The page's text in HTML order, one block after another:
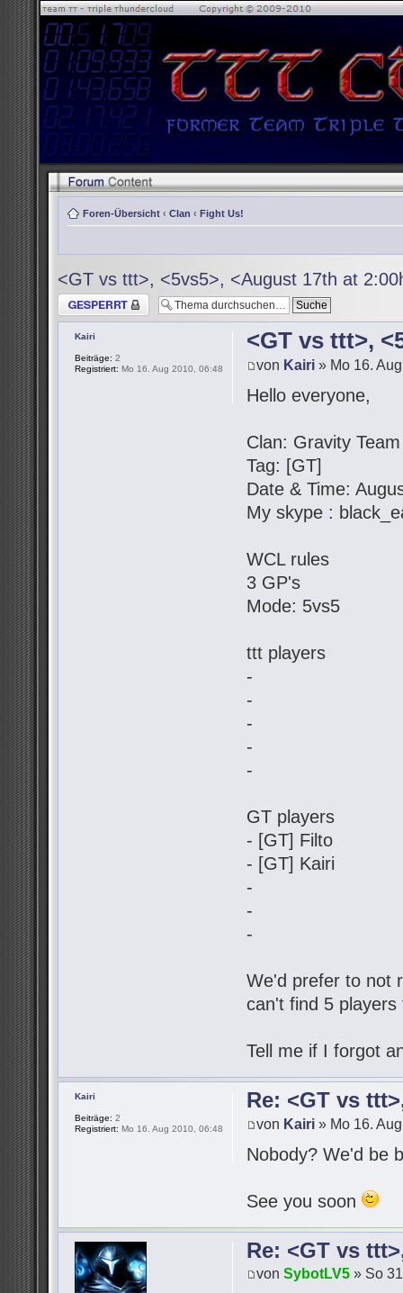
Foren-Übersicht ‹ Clan ‹ Fight Us!
<GT vs ttt>, <5vs5>, <August 17th at
Thema gesperrt
<GT vs ttt>,
von Kairi » Mo 16.
Hello everyone,
Clan: Gravity Team
Tag: [GT]
Date & Time:
My skype :
WCL rules
3 GP's
Mode: 5vs5
ttt players
-
-
-
-
-
GT players
- [GT] Filto
- [GT] Kairi
-
-
-
We'd prefer to not
can't find 5
Tell me if I forgot
Kairi
Beiträge: 2
Registriert: Mo 16. Aug 2010, 06:48
Re: <GT vs
von Kairi » Mo 16.
Nobody? We'd be
See you soon
Kairi
Beiträge: 2
Registriert: Mo 16. Aug 2010, 06:48
Re: <GT vs
vonSybotLV5 » So